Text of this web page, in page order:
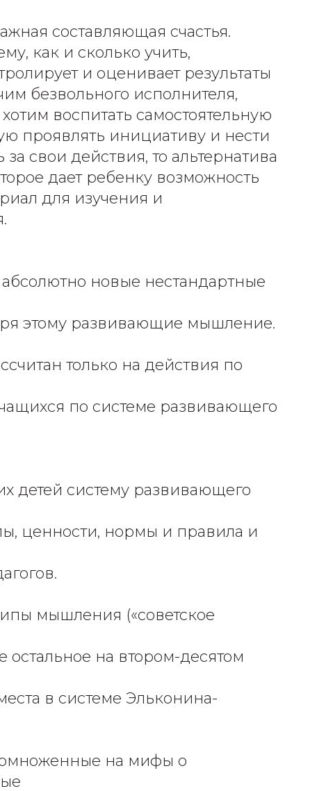
составляющая счастья.
как и сколько учить,
и оценивает результаты
безвольного исполнителя,
воспитать самостоятельную
проявлять инициативу и нести
свои действия, то альтернатива
дает ребенку возможность
для изучения и
новые нестандартные
этому развивающие мышление.
только на действия по
по системе развивающего
детей систему развивающего
ценности, нормы и правила и
мышления («советское
остальное на втором-десятом
в системе Эльконина-
на мифы о